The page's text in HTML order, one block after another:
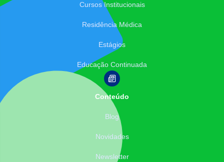
Cursos Institucionais
Residência Médica
Estágios
Educação Continuada
Conteúdo
Blog
Novidades
Newsletter